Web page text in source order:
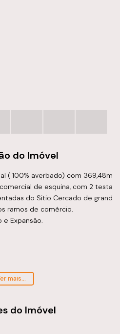
do Imóvel
( 100% averbado) com
de esquina, com 2
do Sitio Cercado de
ramos de comércio.
Expansão.
mais...
do Imóvel